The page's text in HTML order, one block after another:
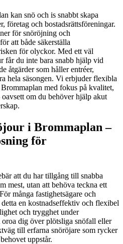
kan snö och is snabbt skapa
företag och bostadsrättsföreningar.
för snöröjning och
att både säkerställa
för olyckor. Med ett väl
får du inte bara snabb hjälp vid
åtgärder som håller entréer,
hela säsongen. Vi erbjuder flexibla
med fokus på kvalitet,
om du behöver hjälp akut
i Brommaplan –
för
att du har tillgång till snabba
mest, utan att behöva teckna ett
många fastighetsägare och
en kostnadseffektiv och flexibel
och trygghet under
dig över plötsliga snöfall eller
till erfarna snöröjare som rycker
uppstår.